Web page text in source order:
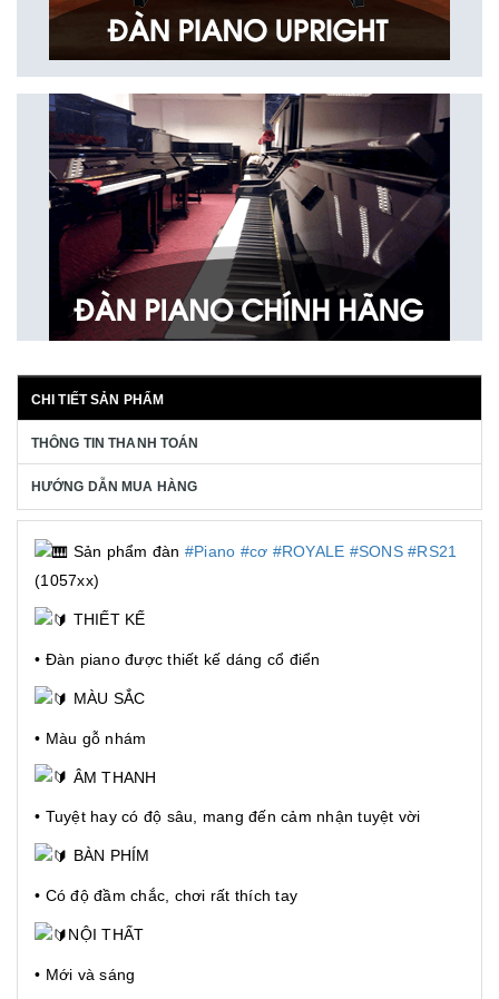
CHI TIẾT SẢN PHẨM
THÔNG TIN THANH TOÁN
HƯỚNG DẪN MUA HÀNG
Sản phẩm đàn #Piano #cơ #ROYALE #SONS #RS21
(1057xx)
THIẾT KẾ
• Đàn piano được thiết kế dáng cổ điển
MÀU SẮC
• Màu gỗ nhám
ÂM THANH
• Tuyệt hay có độ sâu, mang đến cảm nhận tuyệt vời
BÀN PHÍM
• Có độ đầm chắc, chơi rất thích tay
NỘI THẤT
• Mới và sáng